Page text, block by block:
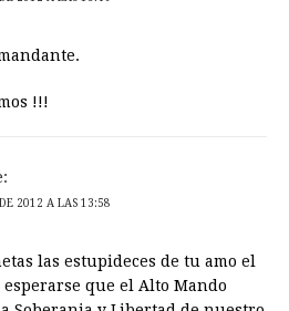
!!!
2012 A LAS 13:58
las estupideces de tu amo el
que el Alto Mando